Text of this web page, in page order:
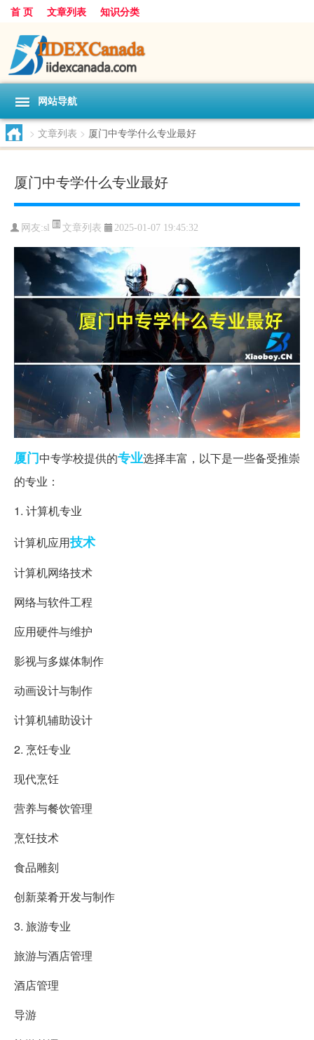
首 页 文章列表 知识分类
网站导航
> 文章列表 > 厦门中专学什么专业最好
厦门中专学什么专业最好
网友:sl 文章列表 2025-01-07 19:45:32
厦门中专学校提供的专业选择丰富，以下是一些备受推崇
的专业：
1. 计算机专业
计算机应用技术
计算机网络技术
网络与软件工程
应用硬件与维护
影视与多媒体制作
动画设计与制作
计算机辅助设计
2. 烹饪专业
现代烹饪
营养与餐饮管理
烹饪技术
食品雕刻
创新菜肴开发与制作
3. 旅游专业
旅游与酒店管理
酒店管理
导游